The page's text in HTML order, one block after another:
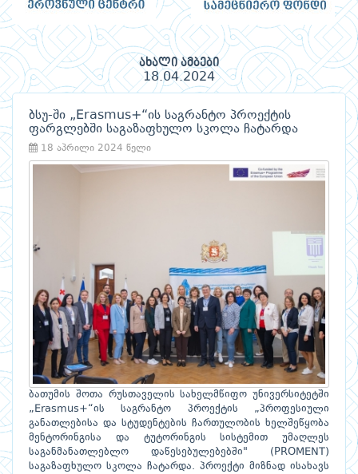
ახალი ამბები
18.04.2024
ბსუ-ში „Erasmus+“ის საგრანტო პროექტის
ფარგლებში საგაზაფხულო სკოლა ჩატარდა
18 აპრილი 2024 წელი
ბათუმის შოთა რუსთაველის სახელმწიფო უნივერსიტეტში
„Erasmus+“ის საგრანტო პროექტის „პროფესიული
განათლებისა და სტუდენტების ჩართულობის ხელშეწყობა
მენტორინგისა და ტუტორინგის სისტემით უმაღლეს
საგანმანათლებლო დაწესებულებებში" (PROMENT)
საგაზაფხულო სკოლა ჩატარდა. პროექტი მიზნად ისახავს